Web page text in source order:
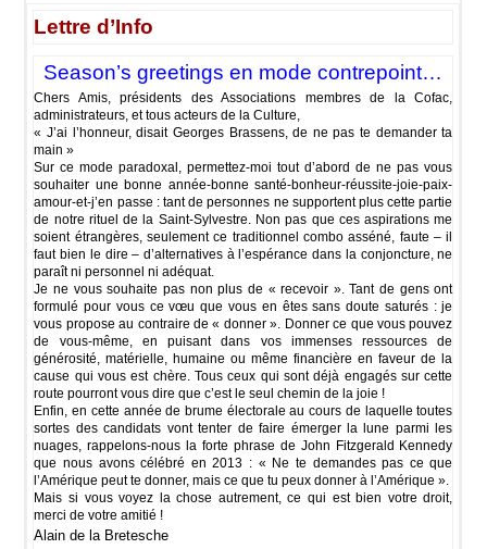
Lettre d’Info
Season’s greetings en mode contrepoint…
Chers Amis, présidents des Associations membres de la Cofac,
administrateurs, et tous acteurs de la Culture,
« J’ai l’honneur, disait Georges Brassens, de ne pas te demander ta
main »
Sur ce mode paradoxal, permettez-moi tout d’abord de ne pas vous
souhaiter une bonne année-bonne santé-bonheur-réussite-joie-paix-
amour-et-j’en passe : tant de personnes ne supportent plus cette partie
de notre rituel de la Saint-Sylvestre. Non pas que ces aspirations me
soient étrangères, seulement ce traditionnel combo asséné, faute – il
faut bien le dire – d’alternatives à l’espérance dans la conjoncture, ne
paraît ni personnel ni adéquat.
Je ne vous souhaite pas non plus de « recevoir ». Tant de gens ont
formulé pour vous ce vœu que vous en êtes sans doute saturés : je
vous propose au contraire de « donner ». Donner ce que vous pouvez
de vous-même, en puisant dans vos immenses ressources de
générosité, matérielle, humaine ou même financière en faveur de la
cause qui vous est chère. Tous ceux qui sont déjà engagés sur cette
route pourront vous dire que c’est le seul chemin de la joie !
Enfin, en cette année de brume électorale au cours de laquelle toutes
sortes des candidats vont tenter de faire émerger la lune parmi les
nuages, rappelons-nous la forte phrase de John Fitzgerald Kennedy
que nous avons célébré en 2013 : « Ne te demandes pas ce que
l’Amérique peut te donner, mais ce que tu peux donner à l’Amérique ».
Mais si vous voyez la chose autrement, ce qui est bien votre droit,
merci de votre amitié !
Alain de la Bretesche